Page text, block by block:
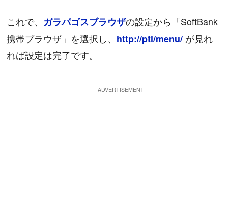
これで、 ガラパゴスブラウザの設定から「SoftBank
携帯ブラウザ」を選択し、 http://ptl/menu/ が見れ
れば設定は完了です。